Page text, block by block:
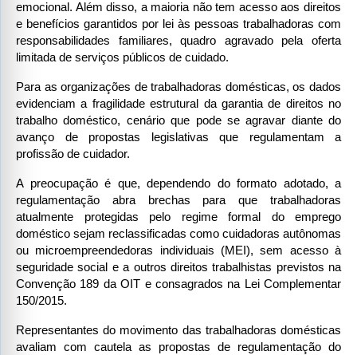
emocional. Além disso, a maioria não tem acesso aos direitos
e benefícios garantidos por lei às pessoas trabalhadoras com
responsabilidades familiares, quadro agravado pela oferta
limitada de serviços públicos de cuidado.
Para as organizações de trabalhadoras domésticas, os dados
evidenciam a fragilidade estrutural da garantia de direitos no
trabalho doméstico, cenário que pode se agravar diante do
avanço de propostas legislativas que regulamentam a
profissão de cuidador.
A preocupação é que, dependendo do formato adotado, a
regulamentação abra brechas para que trabalhadoras
atualmente protegidas pelo regime formal do emprego
doméstico sejam reclassificadas como cuidadoras autônomas
ou microempreendedoras individuais (MEI), sem acesso à
seguridade social e a outros direitos trabalhistas previstos na
Convenção 189 da OIT e consagrados na Lei Complementar
150/2015.
Representantes do movimento das trabalhadoras domésticas
avaliam com cautela as propostas de regulamentação do